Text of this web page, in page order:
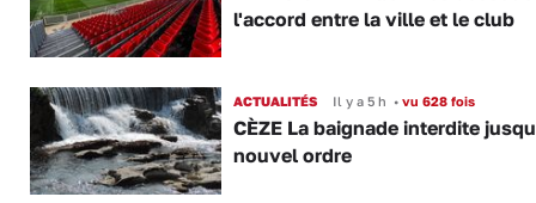
l'accord entre la ville et le club
ACTUALITÉS Il y a 5 h •vu 628 fois
CÈZE La baignade interdite
nouvel ordre